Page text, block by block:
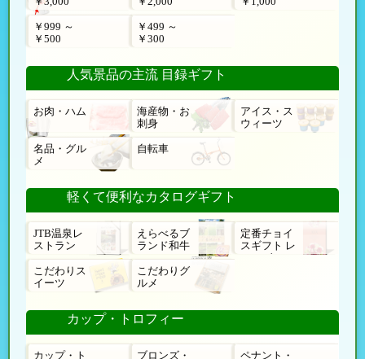
￥999 ～
￥500
￥499 ～
￥300
人気景品の主流 目録ギフト
お肉・ハム
海産物・お
刺身
アイス・ス
ウィーツ
名品・グル
メ
自転車
軽くて便利なカタログギフト
JTB温泉レ
ストラン
えらべるブ
ランド和牛
定番チョイ
スギフト レ
ローゼ
こだわりス
イーツ
こだわりグ
ルメ
カップ・トロフィー
カップ・ト ブロンズ・ ペナント・